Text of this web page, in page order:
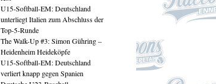
U15-Softball-EM: Deutschland
unterliegt Italien zum Abschluss der
Top-5-Runde
The Walk-Up #3: Simon Gühring –
Heidenheim Heideköpfe
U15-Softball-EM: Deutschland
verliert knapp gegen Spanien